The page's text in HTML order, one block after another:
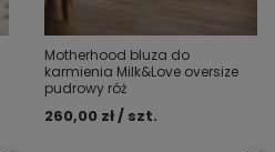
Motherhood bluza do
karmienia Milk&Love oversize
pudrowy róż
260,00 zł / szt.